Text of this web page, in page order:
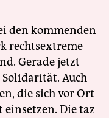
den kommenden
rechtsextreme
Gerade jetzt
Auch
die sich vor Ort
Die taz